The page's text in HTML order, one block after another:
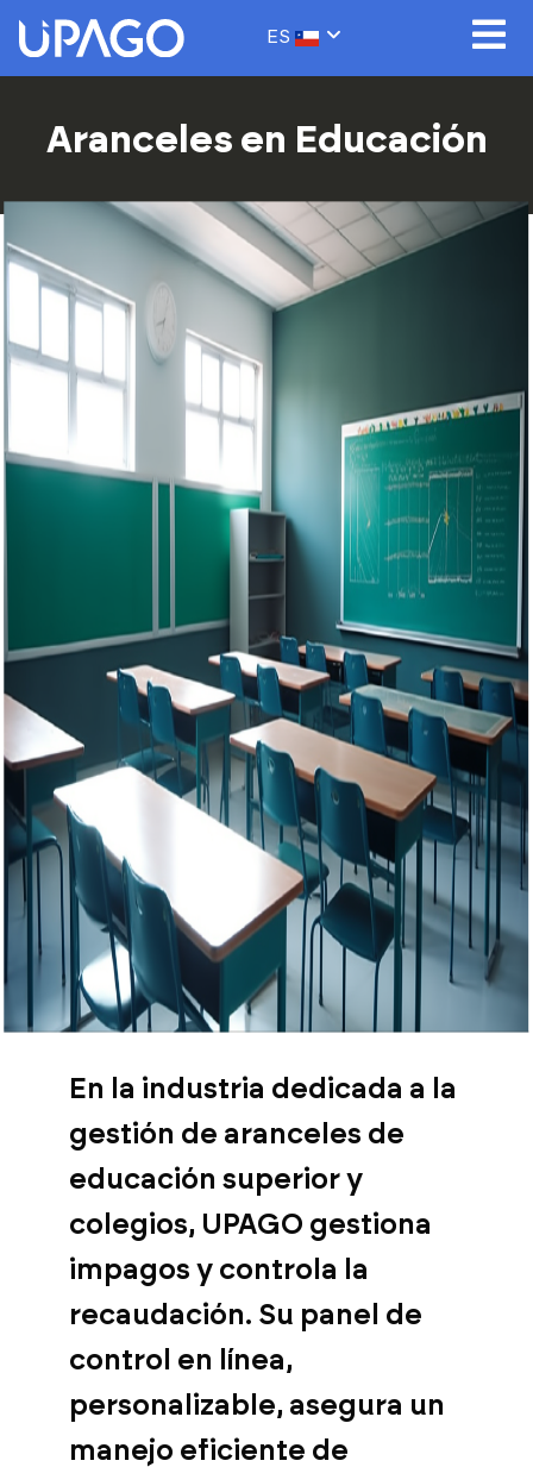
ES
Aranceles en Educación
En la industria dedicada a la
gestión de aranceles de
educación superior y
colegios, UPAGO gestiona
impagos y controla la
recaudación. Su panel de
control en línea,
personalizable, asegura un
manejo eficiente de